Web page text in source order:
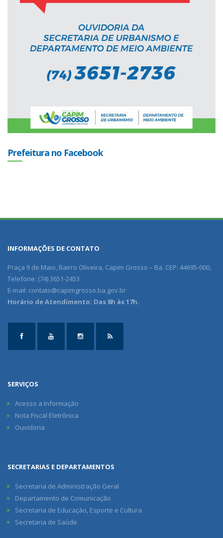
Prefeitura no Facebook
INFORMAÇÕES DE CONTATO
Praça 9 de Maio, Bairro Oliveira, Capim Grosso – Ba. CEP: 44695-000,
Telefone: (74) 3651-2453
E-mail: contato@capimgrosso.ba.gov.br
Horário de Atendimento: Das 8h às 17h.
SERVIÇOS
Acesso a Informação
Nota Fiscal Eletrônica
Ouvidoria
SECRETARIAS E DEPARTAMENTOS
Secretaria de Administração Geral
Departamento de Comunicação
Secretaria de Educação, Esporte e Cultura
Secretaria de Saúde